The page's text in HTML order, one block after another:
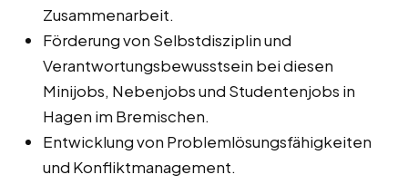
Zusammenarbeit.
Förderung von Selbstdisziplin und
Verantwortungsbewusstsein bei diesen
Minijobs, Nebenjobs und Studentenjobs in
Hagen im Bremischen.
Entwicklung von Problemlösungsfähigkeiten
und Konfliktmanagement.